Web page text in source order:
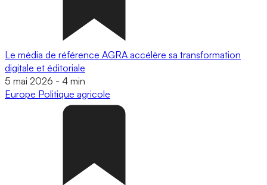
Le média de référence AGRA accélère sa transformation
digitale et éditoriale
5 mai 2026 - 4 min
Europe Politique agricole